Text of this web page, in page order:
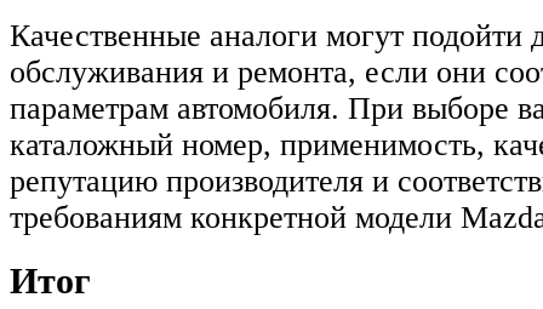
Качественные аналоги могут подойти
обслуживания и ремонта, если они
параметрам автомобиля. При выборе
каталожный номер, применимость,
репутацию производителя и
требованиям конкретной модели
Итог